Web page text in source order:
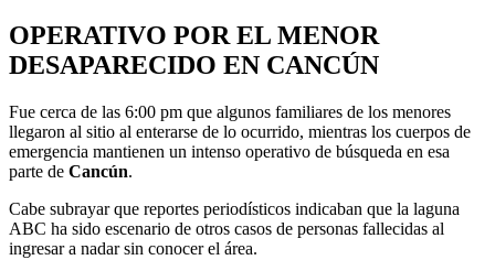
OPERATIVO POR EL MENOR
DESAPARECIDO EN CANCÚN
Fue cerca de las 6:00 pm que algunos familiares de los menores
llegaron al sitio al enterarse de lo ocurrido, mientras los cuerpos de
emergencia mantienen un intenso operativo de búsqueda en esa
parte de Cancún.
Cabe subrayar que reportes periodísticos indicaban que la laguna
ABC ha sido escenario de otros casos de personas fallecidas al
ingresar a nadar sin conocer el área.